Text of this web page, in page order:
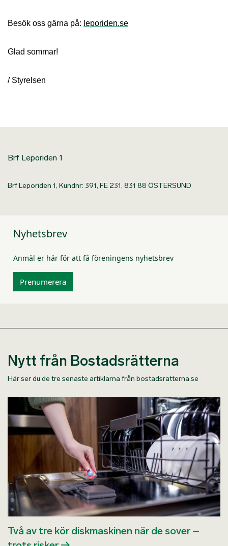
Besök oss gärna på: leporiden.se
Glad sommar!
/ Styrelsen
Brf Leporiden 1
Brf Leporiden 1, Kundnr: 391, FE 231, 831 88 ÖSTERSUND
Nyhetsbrev
Anmäl er här för att få föreningens nyhetsbrev
Prenumerera
Nytt från Bostadsrätterna
Här ser du de tre senaste artiklarna från bostadsratterna.se
Två av tre kör diskmaskinen när de sover –